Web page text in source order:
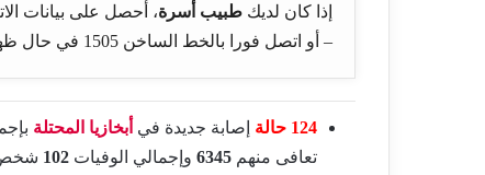
إذا كان لديك طبيب أسرة، أحصل على بيانات
– أو اتصل فورا بالخط الساخن 1505 في حال ظهور أعراض أو ارتفاع الحرارة عن
124 حالة إصابة جديدة في أبخازيا المحتلة
تعافى منهم 6345 وإجمالي الوفيات 102